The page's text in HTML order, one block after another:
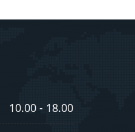
10.00 - 18.00